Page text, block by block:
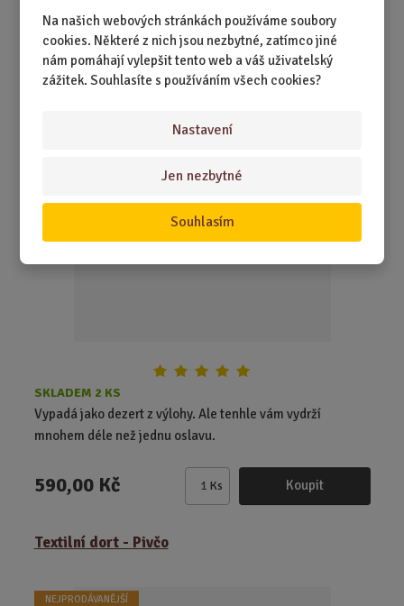
Na našich webových stránkách používáme soubory
cookies. Některé z nich jsou nezbytné, zatímco jiné
nám pomáhají vylepšit tento web a váš uživatelský
zážitek. Souhlasíte s používáním všech cookies?
Nastavení
Jen nezbytné
Souhlasím
prosím. Tenhle textilní krasavec ...
599,00 Kč
Z
n
t
o
Ks Koupit
Textilní dort smetanový s růžemi a svící
SKLADEM 2 KS
Vypadá jako dezert z výlohy. Ale tenhle vám vydrží
mnohem déle než jednu oslavu.
590,00 Kč
Z
Ks Koupit
Textilní dort - Pivčo
NEJPRODÁVANĚJŠÍ